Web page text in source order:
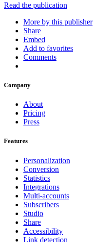
Read the publication
More by this publisher
Share
Embed
Add to favorites
Comments
Company
About
Pricing
Press
Features
Personalization
Conversion
Statistics
Integrations
Multi-accounts
Subscribers
Studio
Share
Accessibility
Link detection